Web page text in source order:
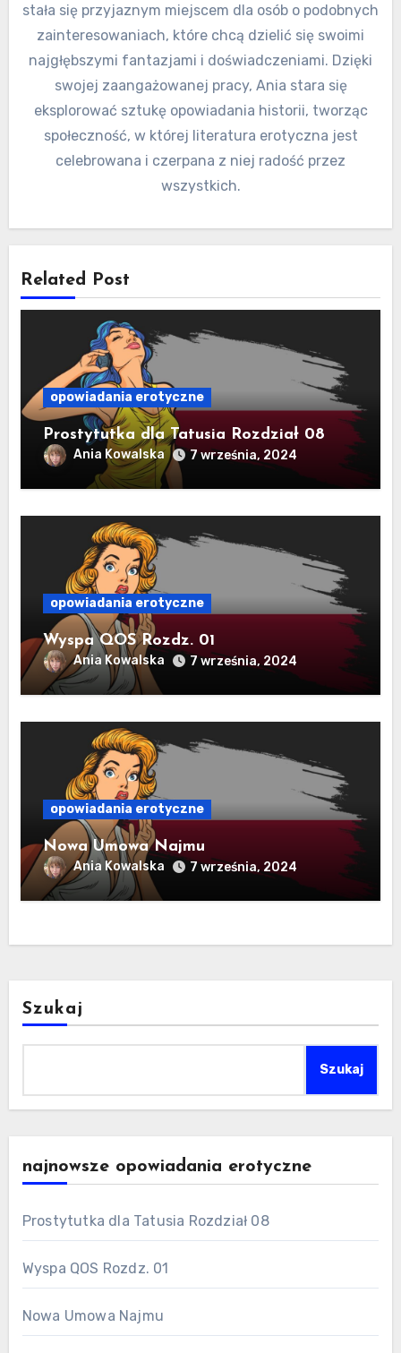
stała się przyjaznym miejscem dla osób o podobnych
zainteresowaniach, które chcą dzielić się swoimi
najgłębszymi fantazjami i doświadczeniami. Dzięki
swojej zaangażowanej pracy, Ania stara się
eksplorować sztukę opowiadania historii, tworząc
społeczność, w której literatura erotyczna jest
celebrowana i czerpana z niej radość przez
wszystkich.
Related Post
opowiadania erotyczne
Prostytutka dla Tatusia Rozdział 08
Ania Kowalska 7 września, 2024
opowiadania erotyczne
Wyspa QOS Rozdz. 01
Ania Kowalska 7 września, 2024
opowiadania erotyczne
Nowa Umowa Najmu
Ania Kowalska 7 września, 2024
Szukaj
Szukaj
najnowsze opowiadania erotyczne
Prostytutka dla Tatusia Rozdział 08
Wyspa QOS Rozdz. 01
Nowa Umowa Najmu